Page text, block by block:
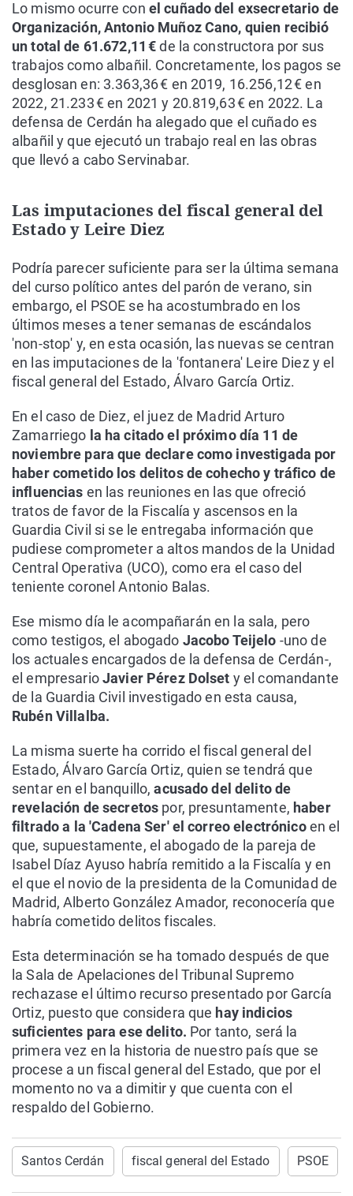
Lo mismo ocurre con el cuñado del exsecretario de
Organización, Antonio Muñoz Cano, quien recibió
un total de 61.672,11 €de la constructora por sus
trabajos como albañil. Concretamente, los pagos se
desglosan en: 3.363,36 € en 2019, 16.256,12 € en
2022, 21.233 € en 2021 y 20.819,63 € en 2022. La
defensa de Cerdán ha alegado que el cuñado es
albañil y que ejecutó un trabajo real en las obras
que llevó a cabo Servinabar.
Las imputaciones del fiscal general del
Estado y Leire Diez
Podría parecer suficiente para ser la última semana
del curso político antes del parón de verano, sin
embargo, el PSOE se ha acostumbrado en los
últimos meses a tener semanas de escándalos
'non-stop' y, en esta ocasión, las nuevas se centran
en las imputaciones de la 'fontanera' Leire Diez y el
fiscal general del Estado, Álvaro García Ortiz.
En el caso de Diez, el juez de Madrid Arturo
Zamarriego la ha citado el próximo día 11 de
noviembre para que declare como investigada por
haber cometido los delitos de cohecho y tráfico de
influencias en las reuniones en las que ofreció
tratos de favor de la Fiscalía y ascensos en la
Guardia Civil si se le entregaba información que
pudiese comprometer a altos mandos de la Unidad
Central Operativa (UCO), como era el caso del
teniente coronel Antonio Balas.
Ese mismo día le acompañarán en la sala, pero
como testigos, el abogado Jacobo Teijelo -uno de
los actuales encargados de la defensa de Cerdán-,
el empresarioJavier Pérez Dolset y el comandante
de la Guardia Civil investigado en esta causa,
Rubén Villalba.
La misma suerte ha corrido el fiscal general del
Estado, Álvaro García Ortiz, quien se tendrá que
sentar en el banquillo,acusado del delito de
revelación de secretos por, presuntamente, haber
filtrado a la 'Cadena Ser' el correo electrónicoen el
que, supuestamente, el abogado de la pareja de
Isabel Díaz Ayuso habría remitido a la Fiscalía y en
el que el novio de la presidenta de la Comunidad de
Madrid, Alberto González Amador, reconocería que
habría cometido delitos fiscales.
Esta determinación se ha tomado después de que
la Sala de Apelaciones del Tribunal Supremo
rechazase el último recurso presentado por García
Ortiz, puesto que considera que hay indicios
suficientes para ese delito. Por tanto, será la
primera vez en la historia de nuestro país que se
procese a un fiscal general del Estado, que por el
momento no va a dimitir y que cuenta con el
respaldo del Gobierno.
Santos Cerdán fiscal general del Estado PSOE